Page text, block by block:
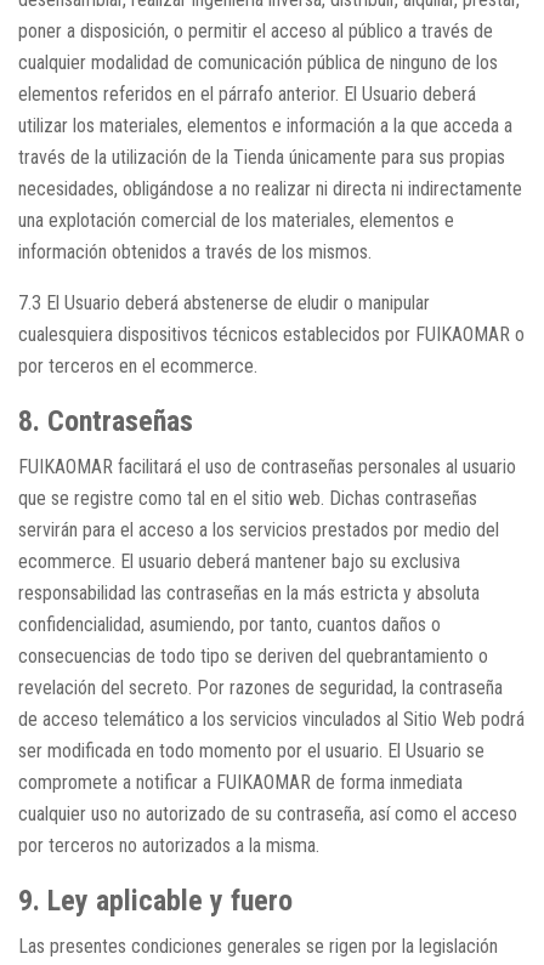
poner a disposición, o permitir el acceso al público a través de
cualquier modalidad de comunicación pública de ninguno de los
elementos referidos en el párrafo anterior. El Usuario deberá
utilizar los materiales, elementos e información a la que acceda a
través de la utilización de la Tienda únicamente para sus propias
necesidades, obligándose a no realizar ni directa ni indirectamente
una explotación comercial de los materiales, elementos e
información obtenidos a través de los mismos.
7.3 El Usuario deberá abstenerse de eludir o manipular
cualesquiera dispositivos técnicos establecidos por FUIKAOMAR o
por terceros en el ecommerce.
8. Contraseñas
FUIKAOMAR facilitará el uso de contraseñas personales al usuario
que se registre como tal en el sitio web. Dichas contraseñas
servirán para el acceso a los servicios prestados por medio del
ecommerce. El usuario deberá mantener bajo su exclusiva
responsabilidad las contraseñas en la más estricta y absoluta
confidencialidad, asumiendo, por tanto, cuantos daños o
consecuencias de todo tipo se deriven del quebrantamiento o
revelación del secreto. Por razones de seguridad, la contraseña
de acceso telemático a los servicios vinculados al Sitio Web podrá
ser modificada en todo momento por el usuario. El Usuario se
compromete a notificar a FUIKAOMAR de forma inmediata
cualquier uso no autorizado de su contraseña, así como el acceso
por terceros no autorizados a la misma.
9. Ley aplicable y fuero
Las presentes condiciones generales se rigen por la legislación